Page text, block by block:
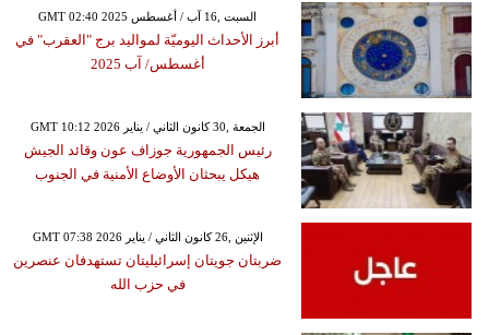
GMT 02:40 2025 السبت ,16 آب / أغسطس
أبرز الأحداث اليوميّة لمواليد برج "العقرب" في
أغسطس/ آب 2025
GMT 10:12 2026 الجمعة ,30 كانون الثاني / يناير
رئيس الجمهورية جوزاف عون وقائد الجيش
هيكل يبحثان الأوضاع الأمنية في الجنوب
GMT 07:38 2026 الإثنين ,26 كانون الثاني / يناير
ضربتان جويتان إسرائيليتان تستهدفان عنصرين
في حزب الله